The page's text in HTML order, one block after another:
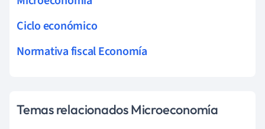
Ciclo económico
Normativa fiscal Economía
Temas relacionados Microeconomía